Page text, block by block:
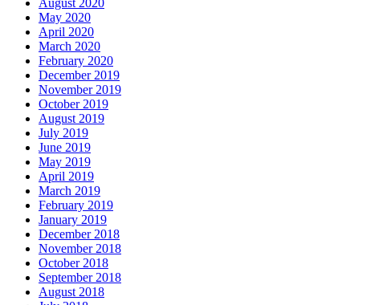
May 2020
April 2020
March 2020
February 2020
December 2019
November 2019
October 2019
August 2019
July 2019
June 2019
May 2019
April 2019
March 2019
February 2019
January 2019
December 2018
November 2018
October 2018
September 2018
August 2018